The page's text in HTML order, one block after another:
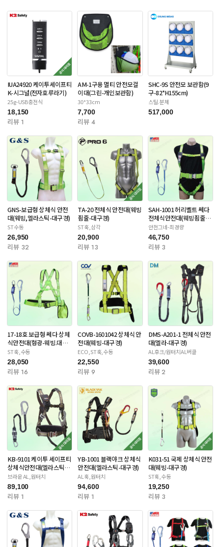
IUA24920 케이투세이프티
K-시그널(전자호루라기)
25g-USB충전식
18,150
리뷰 1
AM-1구용 멀티 안전모걸
이대(그린-개인보관함)
30*33cm
7,700
리뷰 4
SHC-9S 안전모 보관함(9
구-82*H155cm)
스틸.분체
517,000
GNS-보급형 상체식 안전
대(웨빙,엘라스틱-대구경)
ST수동
26,950
리뷰 32
TA-20 전체식 안전대(웨빙
죔줄-대구경)
ST훅,삼각
20,900
리뷰 13
SAH-1001 허리벨트 쎄다
전체식안전대(웨빙죔줄-
대구경)
안전그네-최경량
46,750
리뷰 3
17-18호 보급형 쎄다 상체
식안전대(형광-웨빙.대구
경)
ST훅,수동
28,050
리뷰 16
COVB-1601042 상체식 안
전대(웨빙-대구경)
ECO,ST훅,수동
22,550
리뷰 9
DMS-A201-1 전체식 안전
대(엘라-대구경)
AL후크/원터치AL버클
39,600
리뷰 2
KB-9101 케이투 세이프티
상체식안전대(엘라스틱-
대구경)
브라운 AL,원터치
89,100
리뷰 1
YB-1001 블랙야크 상체식
안전대(엘라스틱-대구경)
AL훅,원터치
94,600
리뷰 1
K031-51 국제 상체식 안전
대(웨빙-대구경)
ST훅,수동
19,250
리뷰 3